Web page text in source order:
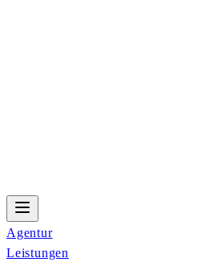
Agentur
Leistungen